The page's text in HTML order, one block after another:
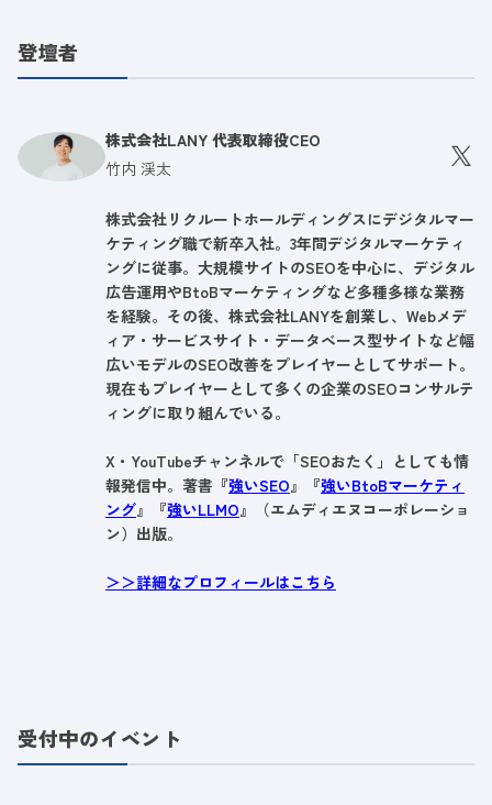
登壇者
株式会社LANY 代表取締役CEO
竹内 渓太
株式会社リクルートホールディングスにデジタルマー
ケティング職で新卒入社。3年間デジタルマーケティ
ングに従事。大規模サイトのSEOを中心に、デジタル
広告運用やBtoBマーケティングなど多種多様な業務
を経験。その後、株式会社LANYを創業し、Webメデ
ィア・サービスサイト・データベース型サイトなど幅
広いモデルのSEO改善をプレイヤーとしてサポート。
現在もプレイヤーとして多くの企業のSEOコンサルテ
ィングに取り組んでいる。
X・YouTubeチャンネルで「SEOおたく」としても情
報発信中。著書『強いSEO』『強いBtoBマーケティ
ング』『強いLLMO』（エムディエヌコーポレーショ
ン）出版。
＞＞詳細なプロフィールはこちら
受付中のイベント